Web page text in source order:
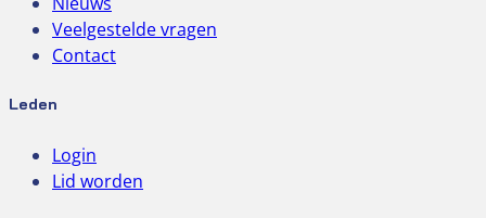
Veelgestelde vragen
Contact
Leden
Login
Lid worden